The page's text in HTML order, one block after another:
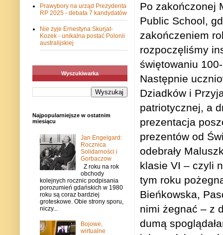
Po zakończonej
Public School,
zakończeniem
rozpoczęliśmy
świętowaniu
Następnie
Dziadków i
patriotycznej, a
prezentacja
prezentów od
odebrały
klasie VI – czyli
tym roku
Bieńkowska,
nimi żegnać – z
dumą
Prawybory na urząd Prezydenta
RP 2025 - debata 7 kandydatów
Nie żyje Ernestyna Skurjat-
Kozek - unikalna postać Polonii
australijskiej
Wyszukiwarka
Najpopularniejsze w ostatnim
miesiącu
Jan Engelgard:
Rocznica
Solidarności i
Gorbaczow
Z roku na rok
obchody
kolejnych rocznic podpisania
porozumień gdańskich w 1980
roku są coraz bardziej
groteskowe. Obie strony sporu,
niczy...
Bojowe,
wirtualne